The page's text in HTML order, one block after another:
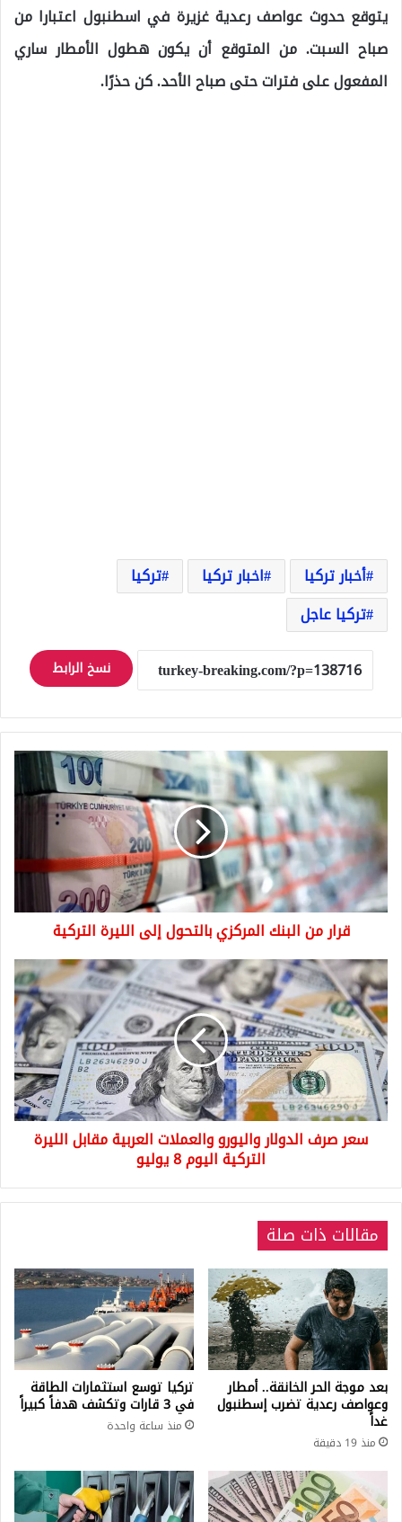
يتوقع حدوث عواصف رعدية غزيرة في اسطنبول اعتبارا من
صباح السبت. من المتوقع أن يكون هطول الأمطار ساري
المفعول على فترات حتى صباح الأحد. كن حذرًا.
أخبار تركيا اخبار تركيا
تركيا
تركيا عاجل
نسخ الرابط
من
البنك
المركزي
بالتحول
إلى
الليرة
التركية
قرار من البنك المركزي بالتحول إلى الليرة التركية
سعر
صرف
الدولار
واليورو
والعملات
العربية
مقابل
الليرة
التركية
اليومسعر صرف الدولار واليورو والعملات العربية مقابل الليرة
التركية اليوم 8 يوليو
مقالات ذات صلة
بعد موجة الحر الخانقة.. أمطار
وعواصف رعدية تضرب إسطنبول
غداً
منذ 19 دقيقة
تركيا توسع استثمارات الطاقة
في 3 قارات وتكشف هدفاً كبيراً
منذ ساعة واحدة